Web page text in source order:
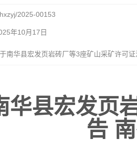
2025-00153
年10月17日
华县宏发页岩砖厂等3座矿山采矿许可证
华县宏发页
告